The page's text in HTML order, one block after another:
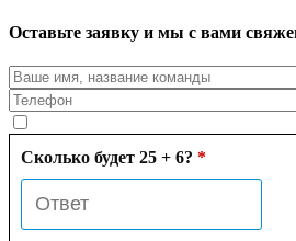
Оставьте заявку и мы с вами
Сколько будет 25 + 6? *